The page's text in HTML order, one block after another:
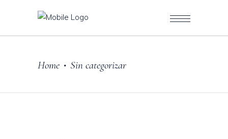
Home • Sin categorizar